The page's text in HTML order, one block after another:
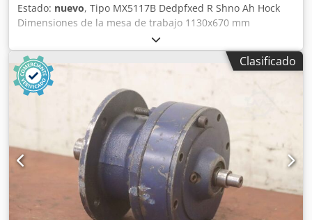
Estado: nuevo, Tipo MX5117B Dedpfxed R Shno Ah Hock
Dimensiones de la mesa de trabajo 1130x670 mm
Diámetro del husillo 35 mm Velocidad de rotación del
husillo 6000-8000-800-10000 rpm Espesor máximo de
trabajo 120 mm Potencia del motor 4 kW Salidas de
extracción de polvo 200x65, 200x80 mm Dimensiones de
transporte 1130x670x1100 mm Peso 325 kg
Clasificado